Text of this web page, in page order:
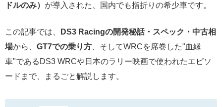
ドルのみ） が導入された、国内でも指折りの希少車です。
この記事では、 DS3 Racingの開発秘話・スペック・中古相
場から、 GT7での乗り方 、そしてWRCを席巻した"血縁
車"であるDS3 WRCや日本のラリー映画で使われたエピソ
ードまで、まるごと解説します。